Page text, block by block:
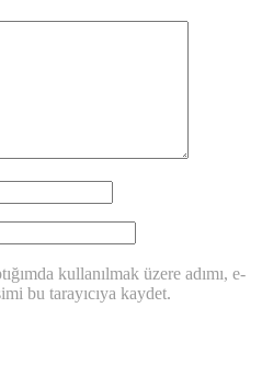
kullanılmak üzere adımı, e-
bu tarayıcıya kaydet.